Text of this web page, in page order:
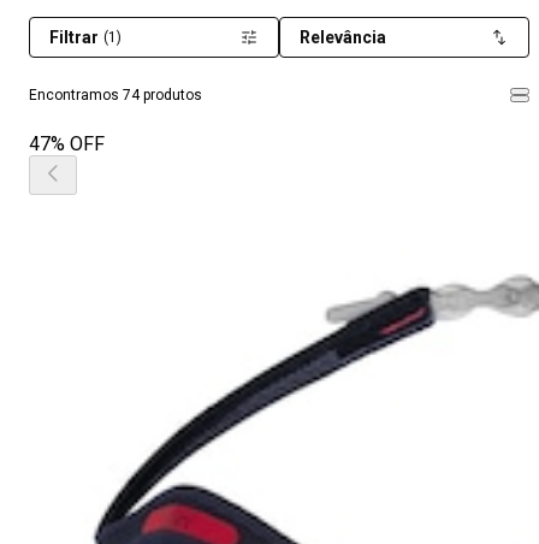
Encontramos 74 produtos
Filtrar (1) Relevância
47% OFF